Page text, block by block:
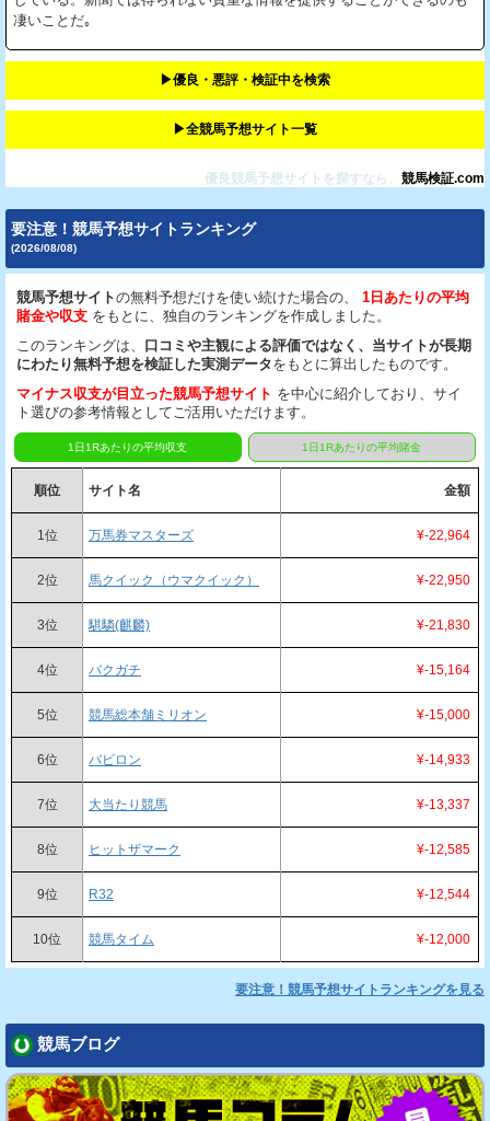
凄いことだ｡
▶︎優良・悪評・検証中を検索
▶︎全競馬予想サイト一覧
優良競馬予想サイトを探すなら、 競馬検証.com
要注意！競馬予想サイトランキング
(2026/08/08)
競馬予想サイトの無料予想だけを使い続けた場合の、
1日あたりの平均
賭金や収支 をもとに、独自のランキングを作成しました。
このランキングは、 口コミや主観による評価ではなく、当サイトが長期
にわたり無料予想を検証した実測データをもとに算出したものです。
マイナス収支が目立った競馬予想サイト を中心に紹介しており、サイ
ト選びの参考情報としてご活用いただけます。
1日1Rあたりの平均収支 1日1Rあたりの平均賭金
順位 サイト名 金額
1位 万馬券マスターズ ¥-22,964
2位 馬クイック（ウマクイック） ¥-22,950
3位 騏驎(麒麟) ¥-21,830
4位 バクガチ ¥-15,164
5位 競馬総本舗ミリオン ¥-15,000
6位 バビロン ¥-14,933
7位 大当たり競馬 ¥-13,337
8位 ヒットザマーク ¥-12,585
9位 R32 ¥-12,544
10位 競馬タイム ¥-12,000
要注意！競馬予想サイトランキングを見る
競馬ブログ